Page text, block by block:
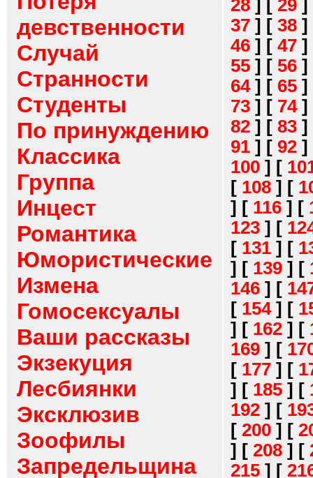
девственности
Случай
Странности
Студенты
По принуждению
Классика
Группа
Инцест
Романтика
Юмористические
Измена
Гомосексуалы
Ваши рассказы
Экзекуция
Лесбиянки
Эксклюзив
Зоофилы
Запредельщина
28 ] [ 29 ]
37 ] [ 38 ]
46 ] [ 47 ]
55 ] [ 56 ]
64] [ 65 ]
73 ] [ 74]
82 ] [ 83 ]
91 ] [ 92 ]
100 ] [
[ 108 ] [
] [ 116 ] [
123 ] [
[ 131 ] [
] [ 139 ] [
146 ] [
[ 154] [
] [ 162 ] [
169 ] [
[ 177 ] [
] [ 185 ] [
192 ] [
[ 200 ] [
] [ 208 ] [
215 ] [